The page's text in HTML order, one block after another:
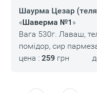
Шаурма Цезар
«Шаверма №1 »
Вага 530г. Лаваш,
помідор, сир
цена : 259грн